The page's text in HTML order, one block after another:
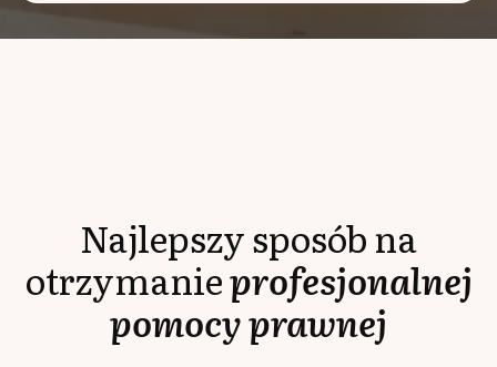
Najlepszy sposób na
otrzymanieprofesjonalnej
pomocy prawnej